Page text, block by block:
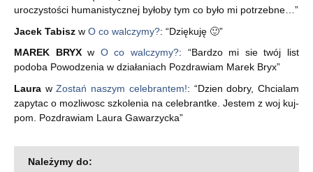
uroczystości humanistycznej byłoby tym co było mi potrzebne… ”
Jacek Tabisz w O co walczymy?: “Dziękuję 🙂”
MAREK BRYXw O co walczymy?: “Bardzo mi sie twój list
podoba Powodzenia w działaniach Pozdrawiam Marek Bryx”
Laura wZostań naszym celebrantem!: “Dzien dobry, Chcialam
zapytac o mozliwosc szkolenia na celebrantke. Jestem z woj kuj-
pom. Pozdrawiam Laura Gawarzycka”
Należymy do: